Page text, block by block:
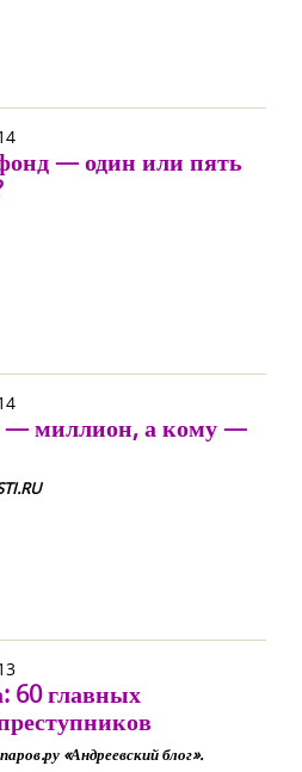
— один или пять
— миллион, а кому —
60 главных
«Андреевский блог».